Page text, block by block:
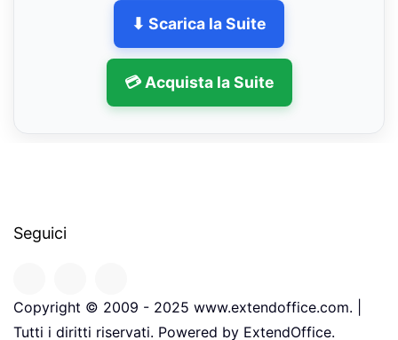
⬇ Scarica la Suite
💳 Acquista la Suite
Seguici
Copyright © 2009 - 2025 www.extendoffice.com. |
Tutti i diritti riservati. Powered by ExtendOffice.